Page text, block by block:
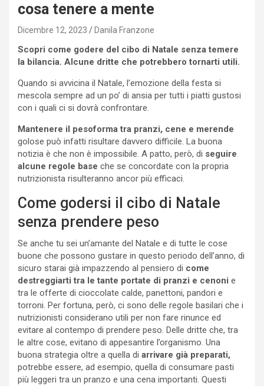
cosa tenere a mente
Dicembre 12, 2023 Danila Franzone
Scopri come godere del cibo di Natale senza temere
la bilancia. Alcune dritte che potrebbero tornarti utili.
Quando si avvicina il Natale, l’emozione della festa si
mescola sempre ad un po’ di ansia per tutti i piatti gustosi
con i quali ci si dovrà confrontare.
Mantenere il pesoforma tra pranzi, cene e merende
golose può infatti risultare davvero difficile. La buona
notizia è che non è impossibile. A patto, però, di seguire
alcune regole base che se concordate con la propria
nutrizionista risulteranno ancor più efficaci.
Come godersi il cibo di Natale
senza prendere peso
Se anche tu sei un’amante del Natale e di tutte le cose
buone che possono gustare in questo periodo dell’anno, di
sicuro starai già impazzendo al pensiero di come
destreggiarti tra le tante portate di pranzi e cenoni e
tra le offerte di cioccolate calde, panettoni, pandori e
torroni. Per fortuna, però, ci sono delle regole basilari che i
nutrizionisti considerano utili per non fare rinunce ed
evitare al contempo di prendere peso. Delle dritte che, tra
le altre cose, evitano di appesantire l’organismo. Una
buona strategia oltre a quella di arrivare già preparati,
potrebbe essere, ad esempio, quella di consumare pasti
più leggeri tra un pranzo e una cena importanti. Questi